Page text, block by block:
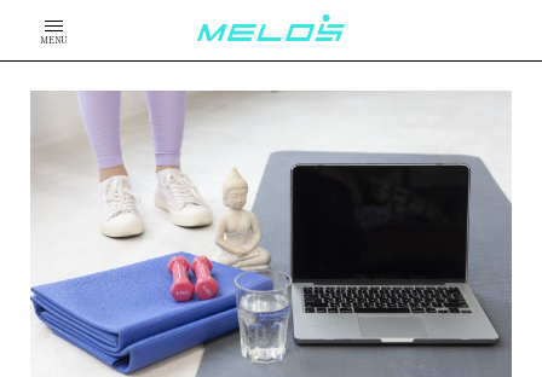
MENU